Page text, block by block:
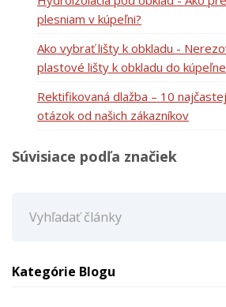
plesniam v kúpeľni?
Ako vybrať lišty k obkladu -
plastové lišty k obkladu do
Rektifikovaná dlažba – 10
otázok od našich zákazníkov
Súvisiace podľa značiek
Kategórie Blogu